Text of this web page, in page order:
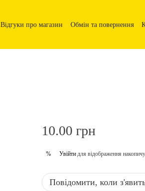
Відгуки про магазин Обмін та повернення
10.00 грн
% Увійти для відображення
Повідомити, коли